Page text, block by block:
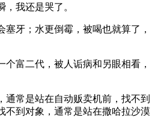
我还是哭了。
牙；水更倒霉，被喝也就算了，
富二代，被人诟病和另眼相看，
通常是站在自动贩卖机前，找不到
不到对象，通常是站在撒哈拉沙漠